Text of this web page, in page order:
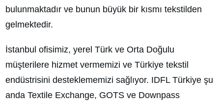
bulunmaktadır ve bunun büyük bir kısmı tekstilden
gelmektedir.
İstanbul ofisimiz, yerel Türk ve Orta Doğulu
müşterilere hizmet vermemizi ve Türkiye tekstil
endüstrisini desteklememizi sağlıyor. IDFL Türkiye şu
anda Textile Exchange, GOTS ve Downpass